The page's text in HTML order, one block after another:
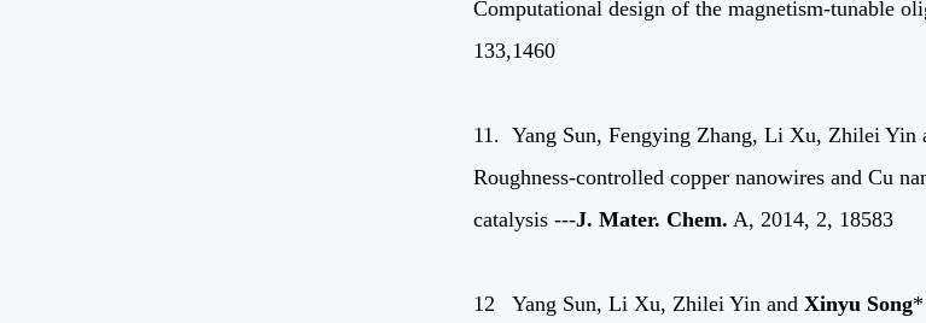
Computational design of the magnetism-tunable
133,1460
11. Yang Sun, Fengying Zhang, Li Xu, Zhilei Yin
Roughness-controlled copper nanowires and Cu
catalysis ---J. Mater. Chem. A, 2014, 2, 18583
12 Yang Sun, Li Xu, Zhilei Yin and Xinyu Song*